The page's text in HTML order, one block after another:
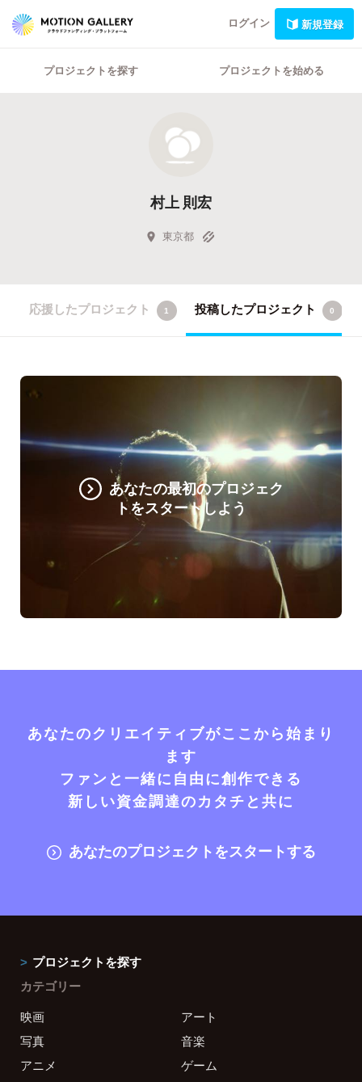
ログイン 新規登録
プロジェクトを探す プロジェクトを始める
村上 則宏
東京都
応援したプロジェクト 1 投稿したプロジェクト 0
あなたの最初のプロジェク
トをスタートしよう
あなたのクリエイティブがここから始まり
ます
ファンと一緒に自由に創作できる
新しい資金調達のカタチと共に
あなたのプロジェクトをスタートする
プロジェクトを探す
カテゴリー
映画
アート
写真
音楽
アニメ
ゲーム